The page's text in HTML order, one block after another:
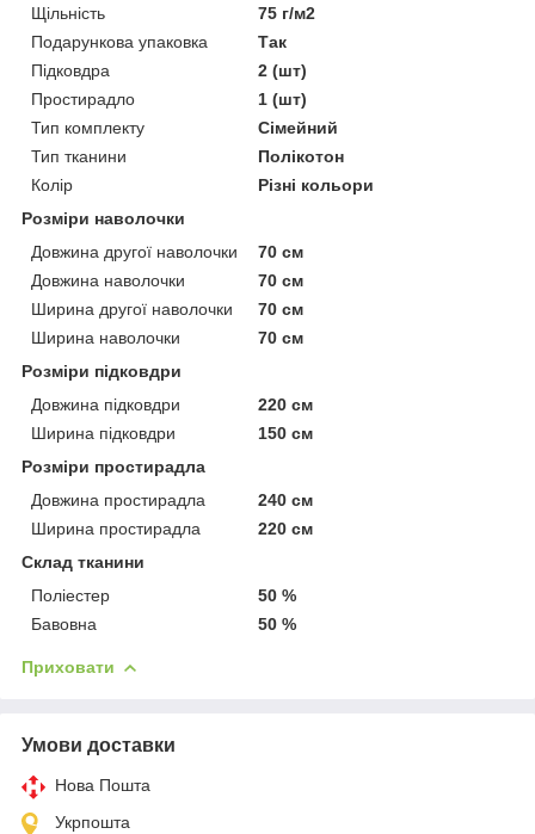
Щільність
75 г/м2
Подарункова упаковка
Так
Підковдра
2 (шт)
Простирадло
1 (шт)
Тип комплекту
Сімейний
Тип тканини
Полікотон
Колір
Різні кольори
Розміри наволочки
Довжина другої наволочки
70 см
Довжина наволочки
70 см
Ширина другої наволочки
70 см
Ширина наволочки
70 см
Розміри підковдри
Довжина підковдри
220 см
Ширина підковдри
150 см
Розміри простирадла
Довжина простирадла
240 см
Ширина простирадла
220 см
Склад тканини
Поліестер
50 %
Бавовна
50 %
Приховати
Умови доставки
Нова Пошта
Укрпошта